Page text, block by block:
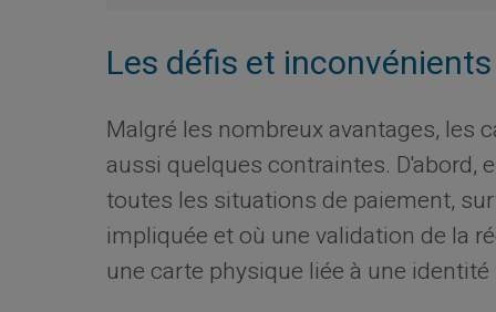
Les défis et
Malgré les nombreux avantages, les
aussi quelques contraintes. D'abord,
toutes les situations de paiement,
impliquée et où une validation de la
une carte physique liée à une